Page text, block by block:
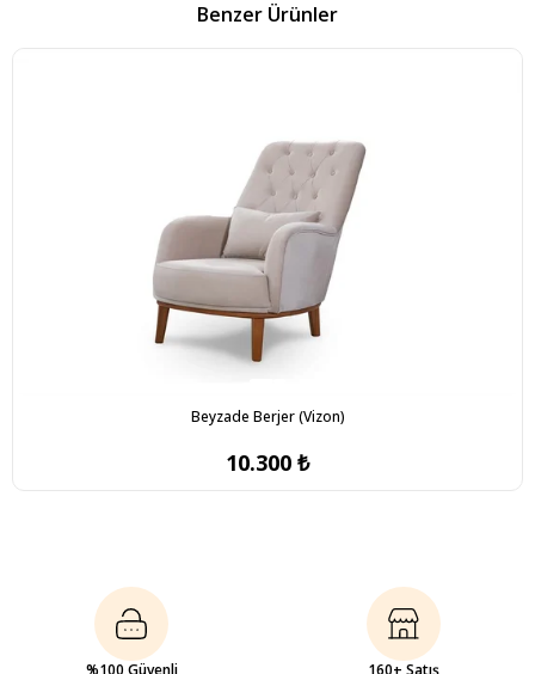
Benzer Ürünler
Beyzade Berjer (Vizon)
10.300 ₺
%100 Güvenli
160+ Satış